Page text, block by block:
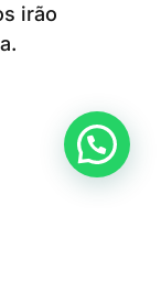
irão